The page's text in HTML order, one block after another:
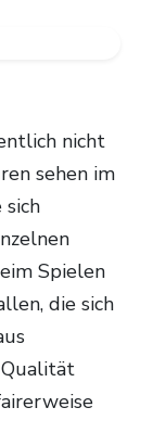
sehen im
sich
Spielen
die sich